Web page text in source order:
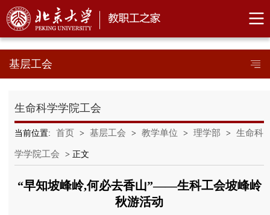
基层工会
生命科学学院工会
当前位置: 首页 > 基层工会 > 教学单位 > 理学部 > 生命科
学学院工会 > 正文
“早知坡峰岭,何必去香山”——生科工会坡峰岭
秋游活动